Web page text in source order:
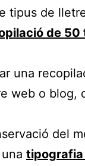
tipus de
de
una
web o blog,
del